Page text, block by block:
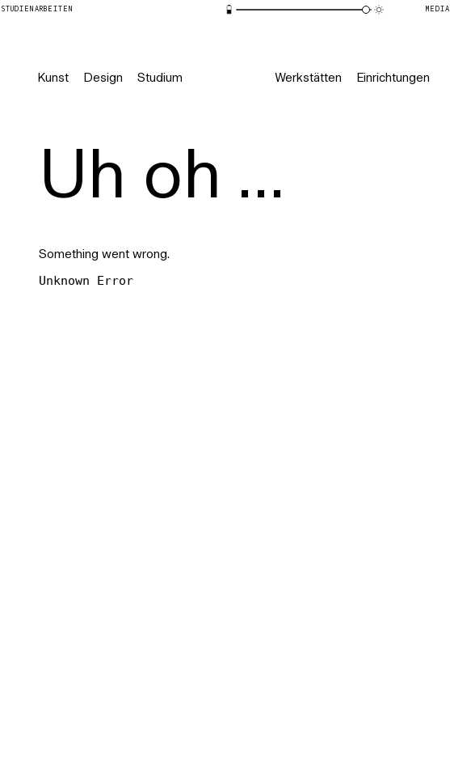
STUDIENARBEITEN MEDIA
Kunst Design Studium Werkstätten Einrichtungen
Uh oh ...
Something went wrong.
Unknown Error